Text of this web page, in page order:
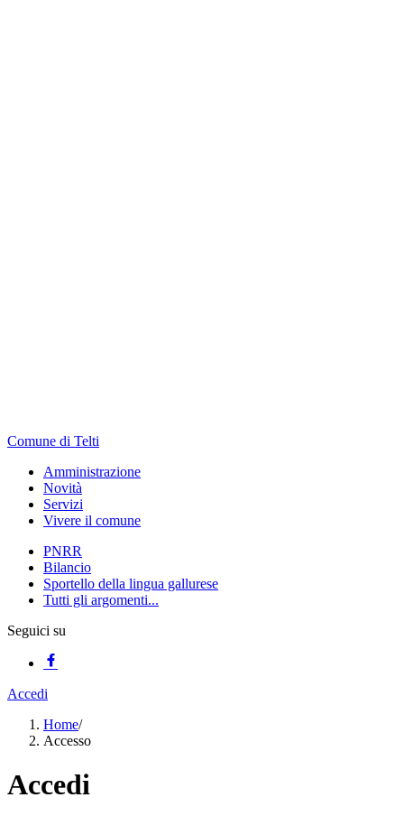
Comune di Telti
Amministrazione
Novità
Servizi
Vivere il comune
PNRR
Bilancio
Sportello della lingua gallurese
Tutti gli argomenti...
Seguici su
Accedi
Home/
Accesso
Accedi